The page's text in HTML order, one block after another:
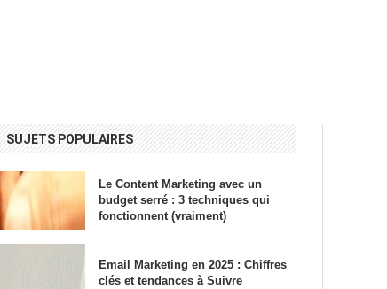
SUJETS POPULAIRES
Le Content Marketing avec un
budget serré : 3 techniques qui
fonctionnent (vraiment)
Email Marketing en 2025 : Chiffres
clés et tendances à Suivre